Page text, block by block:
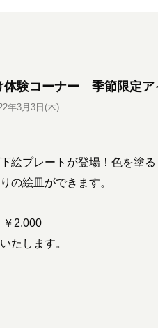
体験コーナー 季節限定ア
年3月3日(木)
絵プレートが登場！色を塗る
の絵皿ができます。
￥2,000
たします。